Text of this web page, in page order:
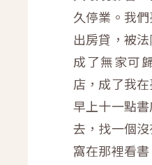
久停業。我
出房貸，被
成了無家可
店，成了我
早上十一點
去，找一個
窩在那裡看